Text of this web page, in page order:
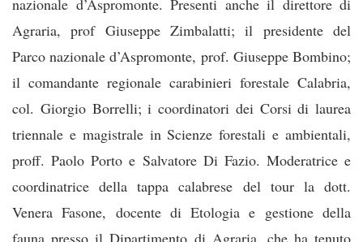
nazionale d’Aspromonte. Presenti anche il direttore di
Agraria, prof Giuseppe Zimbalatti; il presidente del
Parco nazionale d’Aspromonte, prof. Giuseppe Bombino;
il comandante regionale carabinieri forestale Calabria,
col. Giorgio Borrelli; i coordinatori dei Corsi di laurea
triennale e magistrale in Scienze forestali e ambientali,
proff. Paolo Porto e Salvatore Di Fazio. Moderatrice e
coordinatrice della tappa calabrese del tour la dott.
Venera Fasone, docente di Etologia e gestione della
fauna presso il Dipartimento di Agraria, che ha tenuto